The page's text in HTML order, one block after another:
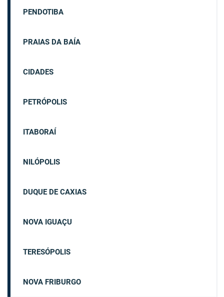
PENDOTIBA
PRAIAS DA BAÍA
CIDADES
PETRÓPOLIS
ITABORAÍ
NILÓPOLIS
DUQUE DE CAXIAS
NOVA IGUAÇU
TERESÓPOLIS
NOVA FRIBURGO